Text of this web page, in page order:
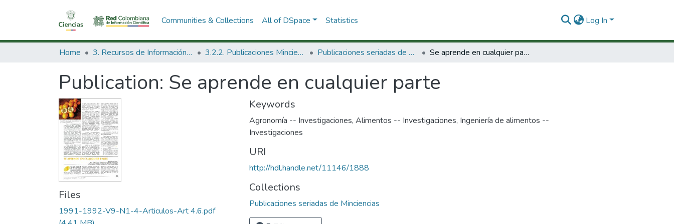
Communities & Collections All of DSpace Statistics Log In
Home 3. Recursos de Información Científica y Tecnológica 3.2.2. Publicaciones Minciencias Publicaciones seriadas de Minciencias Se aprende en cualquier parte
Publication: Se aprende en cualquier parte
Files
1991-1992-V9-N1-4-Articulos-Art 4.6.pdf
Keywords
Agronomía -- Investigaciones, Alimentos -- Investigaciones, Ingeniería de alimentos --
Investigaciones
URI
http://hdl.handle.net/11146/1888
Collections
Publicaciones seriadas de Minciencias